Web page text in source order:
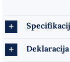
Deklaracija